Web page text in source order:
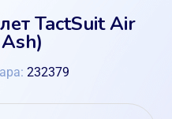
TactSuit Air
232379